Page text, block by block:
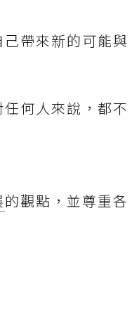
帶來新的可能與
何人來說，都不
的觀點，並尊重各